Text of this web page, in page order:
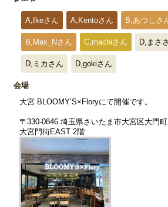
A,Ikeさん A,Kentoさん B,あつしさ
B,Max_Nさん C,machiさん D,まさ
D,ミカさん D,gokiさん
会場
大宮 BLOOMY’S×Floryにて開催です。
〒330-0846 埼玉県さいたま市大宮区大門
大宮門街EAST 2階